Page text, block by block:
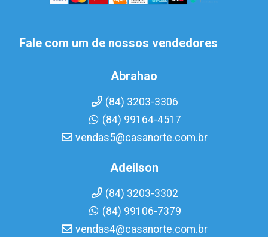
Fale com um de nossos vendedores
Abrahao
(84) 3203-3306
(84) 99164-4517
vendas5@casanorte.com.br
Adeilson
(84) 3203-3302
(84) 99106-7379
vendas4@casanorte.com.br